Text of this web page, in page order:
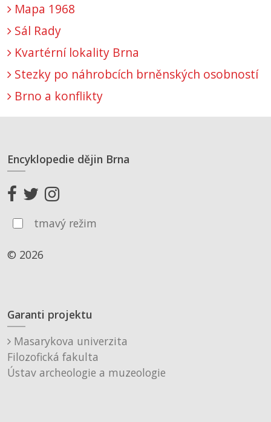
Mapa 1968
Sál Rady
Kvartérní lokality Brna
Stezky po náhrobcích brněnských osobností
Brno a konflikty
Encyklopedie dějin Brna
tmavý režim
© 2026
Garanti projektu
Masarykova univerzita
Filozofická fakulta
Ústav archeologie a muzeologie